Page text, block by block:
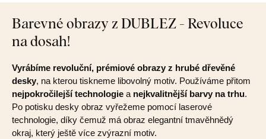
Barevné obrazy z DUBLEZ - Revoluce
na dosah!
Vyrábíme revoluční, prémiové obrazy z hrubé dřevěné
desky, na kterou tiskneme libovolný motiv. Používáme přitom
nejpokročilejší technologie a nejkvalitnější barvy na trhu.
Po potisku desky obraz vyřežeme pomocí laserové
technologie, díky čemuž má obraz elegantní tmavěhnědý
okraj, který ještě více zvýrazní motiv.